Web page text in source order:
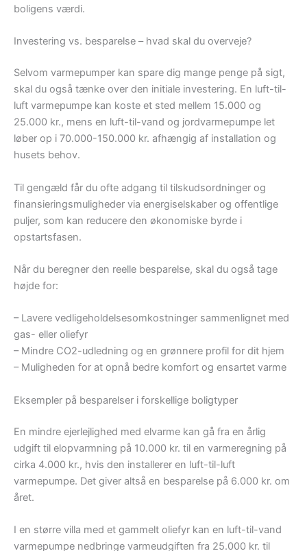
boligens værdi.
Investering vs. besparelse – hvad skal du overveje?
Selvom varmepumper kan spare dig mange penge på sigt,
skal du også tænke over den initiale investering. En luft-til-
luft varmepumpe kan koste et sted mellem 15.000 og
25.000 kr., mens en luft-til-vand og jordvarmepumpe let
løber op i 70.000-150.000 kr. afhængig af installation og
husets behov.
Til gengæld får du ofte adgang til tilskudsordninger og
finansieringsmuligheder via energiselskaber og offentlige
puljer, som kan reducere den økonomiske byrde i
opstartsfasen.
Når du beregner den reelle besparelse, skal du også tage
højde for:
– Lavere vedligeholdelsesomkostninger sammenlignet med
gas- eller oliefyr
– Mindre CO2-udledning og en grønnere profil for dit hjem
– Muligheden for at opnå bedre komfort og ensartet varme
Eksempler på besparelser i forskellige boligtyper
En mindre ejerlejlighed med elvarme kan gå fra en årlig
udgift til elopvarmning på 10.000 kr. til en varmeregning på
cirka 4.000 kr., hvis den installerer en luft-til-luft
varmepumpe. Det giver altså en besparelse på 6.000 kr. om
året.
I en større villa med et gammelt oliefyr kan en luft-til-vand
varmepumpe nedbringe varmeudgiften fra 25.000 kr. til